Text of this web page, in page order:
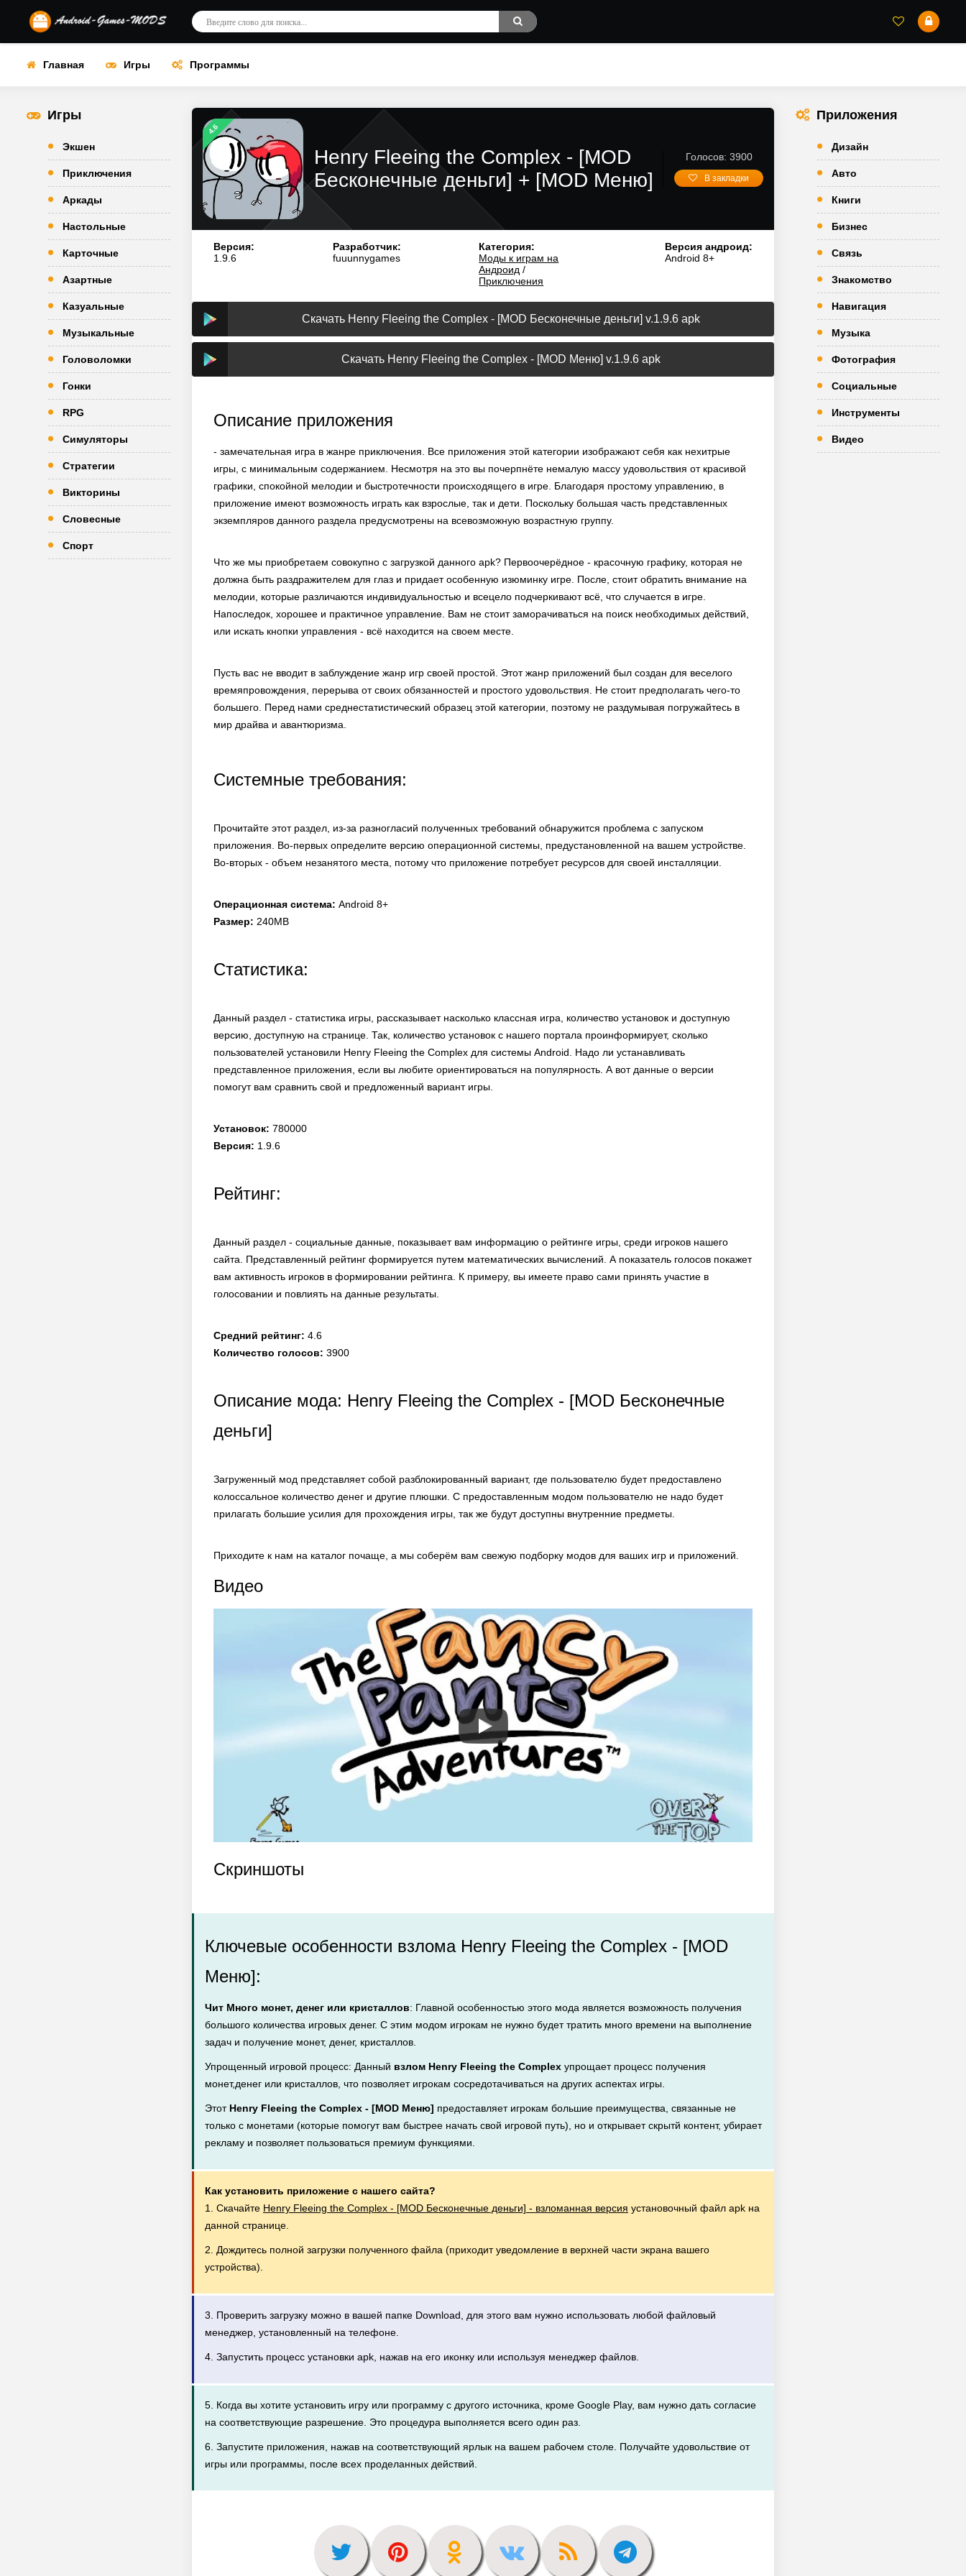
Главная Игры Программы
Игры
Экшен
Приключения
Аркады
Настольные
Карточные
Азартные
Казуальные
Музыкальные
Головоломки
Гонки
RPG
Симуляторы
Стратегии
Викторины
Словесные
Спорт
4.6
Henry Fleeing the Complex - [MOD
Бесконечные деньги] + [MOD Меню]
Голосов: 3900
В закладки
Версия:
1.9.6
Разработчик:
fuuunnygames
Категория:
Моды к играм на
Андроид /
Приключения
Версия андроид:
Android 8+
Скачать Henry Fleeing the Complex - [MOD Бесконечные деньги] v.1.9.6 apk
Скачать Henry Fleeing the Complex - [MOD Меню] v.1.9.6 apk
Описание приложения
- замечательная игра в жанре приключения. Все приложения этой категории изображают себя как нехитрые
игры, с минимальным содержанием. Несмотря на это вы почерпнёте немалую массу удовольствия от красивой
графики, спокойной мелодии и быстротечности происходящего в игре. Благодаря простому управлению, в
приложение имеют возможность играть как взрослые, так и дети. Поскольку большая часть представленных
экземпляров данного раздела предусмотрены на всевозможную возрастную группу.
Что же мы приобретаем совокупно с загрузкой данного apk? Первоочерёдное - красочную графику, которая не
должна быть раздражителем для глаз и придает особенную изюминку игре. После, стоит обратить внимание на
мелодии, которые различаются индивидуальностью и всецело подчеркивают всё, что случается в игре.
Напоследок, хорошее и практичное управление. Вам не стоит заморачиваться на поиск необходимых действий,
или искать кнопки управления - всё находится на своем месте.
Пусть вас не вводит в заблуждение жанр игр своей простой. Этот жанр приложений был создан для веселого
времяпровождения, перерыва от своих обязанностей и простого удовольствия. Не стоит предполагать чего-то
большего. Перед нами среднестатистический образец этой категории, поэтому не раздумывая погружайтесь в
мир драйва и авантюризма.
Системные требования:
Прочитайте этот раздел, из-за разногласий полученных требований обнаружится проблема с запуском
приложения. Во-первых определите версию операционной системы, предустановленной на вашем устройстве.
Во-вторых - объем незанятого места, потому что приложение потребует ресурсов для своей инсталляции.
Операционная система: Android 8+
Размер: 240MB
Статистика:
Данный раздел - статистика игры, рассказывает насколько классная игра, количество установок и доступную
версию, доступную на странице. Так, количество установок с нашего портала проинформирует, сколько
пользователей установили Henry Fleeing the Complex для системы Android. Надо ли устанавливать
представленное приложения, если вы любите ориентироваться на популярность. А вот данные о версии
помогут вам сравнить свой и предложенный вариант игры.
Установок: 780000
Версия: 1.9.6
Рейтинг:
Данный раздел - социальные данные, показывает вам информацию о рейтинге игры, среди игроков нашего
сайта. Представленный рейтинг формируется путем математических вычислений. А показатель голосов покажет
вам активность игроков в формировании рейтинга. К примеру, вы имеете право сами принять участие в
голосовании и повлиять на данные результаты.
Средний рейтинг: 4.6
Количество голосов: 3900
Описание мода: Henry Fleeing the Complex - [MOD Бесконечные
деньги]
Загруженный мод представляет собой разблокированный вариант, где пользователю будет предоставлено
колоссальное количество денег и другие плюшки. С предоставленным модом пользователю не надо будет
прилагать большие усилия для прохождения игры, так же будут доступны внутренние предметы.
Приходите к нам на каталог почаще, а мы соберём вам свежую подборку модов для ваших игр и приложений.
Видео
Скриншоты
Ключевые особенности взлома Henry Fleeing the Complex - [MOD
Меню]:
Чит Много монет, денег или кристаллов: Главной особенностью этого мода является возможность получения
большого количества игровых денег. С этим модом игрокам не нужно будет тратить много времени на выполнение
задач и получение монет, денег, кристаллов.
Упрощенный игровой процесс: Данный взлом Henry Fleeing the Complex упрощает процесс получения
монет,денег или кристаллов, что позволяет игрокам сосредотачиваться на других аспектах игры.
Этот Henry Fleeing the Complex - [MOD Меню] предоставляет игрокам большие преимущества, связанные не
только с монетами (которые помогут вам быстрее начать свой игровой путь), но и открывает скрытй контент, убирает
рекламу и позволяет пользоваться премиум функциями.
Как установить приложение с нашего сайта?
1. Скачайте Henry Fleeing the Complex - [MOD Бесконечные деньги] - взломанная версия установочный файл apk на
данной странице.
2. Дождитесь полной загрузки полученного файла (приходит уведомление в верхней части экрана вашего
устройства).
3. Проверить загрузку можно в вашей папке Download, для этого вам нужно использовать любой файловый
менеджер, установленный на телефоне.
4. Запустить процесс установки apk, нажав на его иконку или используя менеджер файлов.
5. Когда вы хотите установить игру или программу с другого источника, кроме Google Play, вам нужно дать согласие
на соответствующие разрешение. Это процедура выполняется всего один раз.
6. Запустите приложения, нажав на соответствующий ярлык на вашем рабочем столе. Получайте удовольствие от
игры или программы, после всех проделанных действий.
Приложения
Дизайн
Авто
Книги
Бизнес
Связь
Знакомство
Навигация
Музыка
Фотография
Социальные
Инструменты
Видео